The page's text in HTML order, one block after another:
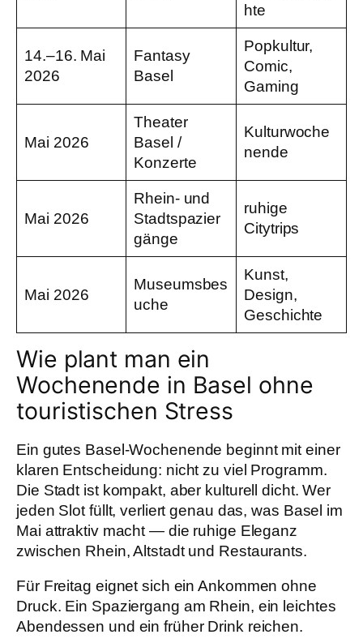
hte
14.–16. Mai
2026
Fantasy
Basel
Popkultur,
Comic,
Gaming
Mai 2026
Theater
Basel /
Konzerte
Kulturwoche
nende
Mai 2026
Rhein- und
Stadtspazier
gänge
ruhige
Citytrips
Mai 2026
Museumsbes
uche
Kunst,
Design,
Geschichte
Wie plant man ein
Wochenende in Basel ohne
touristischen Stress
Ein gutes Basel-Wochenende beginnt mit einer
klaren Entscheidung: nicht zu viel Programm.
Die Stadt ist kompakt, aber kulturell dicht. Wer
jeden Slot füllt, verliert genau das, was Basel im
Mai attraktiv macht — die ruhige Eleganz
zwischen Rhein, Altstadt und Restaurants.
Für Freitag eignet sich ein Ankommen ohne
Druck. Ein Spaziergang am Rhein, ein leichtes
Abendessen und ein früher Drink reichen.